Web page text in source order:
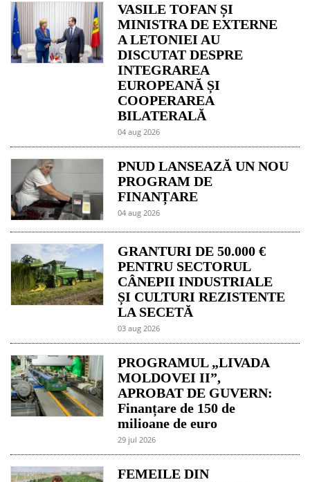
VASILE TOFAN ȘI
MINISTRA DE EXTERNE
A LETONIEI AU
DISCUTAT DESPRE
INTEGRAREA
EUROPEANĂ ȘI
COOPERAREA
BILATERALĂ
04 aug 2026
PNUD LANSEAZĂ UN NOU
PROGRAM DE
FINANȚARE
04 aug 2026
GRANTURI DE 50.000 €
PENTRU SECTORUL
CÂNEPII INDUSTRIALE
ȘI CULTURI REZISTENTE
LA SECETĂ
03 aug 2026
PROGRAMUL „LIVADA
MOLDOVEI II”,
APROBAT DE GUVERN:
Finanțare de 150 de
milioane de euro
29 jul 2026
FEMEILE DIN